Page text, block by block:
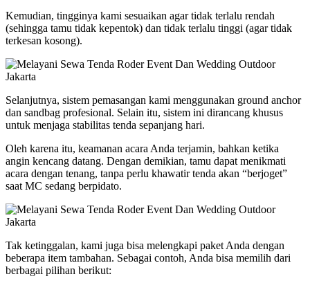
Kemudian, tingginya kami sesuaikan agar tidak terlalu rendah
(sehingga tamu tidak kepentok) dan tidak terlalu tinggi (agar tidak
terkesan kosong).
Selanjutnya, sistem pemasangan kami menggunakan ground anchor
dan sandbag profesional. Selain itu, sistem ini dirancang khusus
untuk menjaga stabilitas tenda sepanjang hari.
Oleh karena itu, keamanan acara Anda terjamin, bahkan ketika
angin kencang datang. Dengan demikian, tamu dapat menikmati
acara dengan tenang, tanpa perlu khawatir tenda akan “berjoget”
saat MC sedang berpidato.
Tak ketinggalan, kami juga bisa melengkapi paket Anda dengan
beberapa item tambahan. Sebagai contoh, Anda bisa memilih dari
berbagai pilihan berikut: